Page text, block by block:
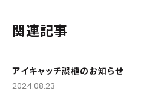
関連記事
アイキャッチ誤植のお知らせ
2024.08.23